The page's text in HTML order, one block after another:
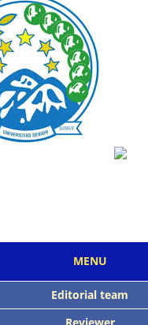
MENU
Editorial team